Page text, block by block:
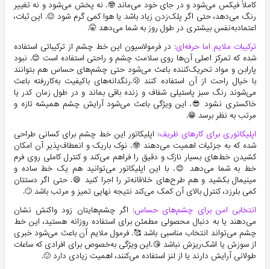
کاملاً فیکس می‌شود و در جای خود می‌ماند 🤓. نه پخش می‌شود و نه تغییر
رنگ می‌دهد، حتی اگر پلک‌زدن زیاد باشد یا هوا کمی گرم شود 😐. این ثبات،
اعتمادبه‌نفس بیشتری در طول روز به شما می‌دهد 🤫.
ترکیبات ملایم اما حرفه‌ای: در فرمولاسیون این خط چشم از ترکیباتی استفاده
شده که تمرکز اصلی آن‌ها روی سلامت چشم و راحتی استفاده است 😊. نبود
پارابن و مواد تحریک‌کننده باعث می‌شود حتی چشم‌های حساس هم بتوانند
با خیال راحت از آن استفاده کنند 🫢.رنگدانه‌های باکیفیت به‌کاررفته باعث
می‌شوند رنگ سبز پاستیلی شفاف و زنده باقی بماند و در طول زمان کدر یا
خاکستری نشود 😎. این ویژگی باعث می‌شود آرایش چشم همیشه تازه و
مرتب به نظر برسد 😁.
اپلیکاتوری برای کارهای ظریف: اپلیکاتور این خط چشم برای کسانی طراحی
شده که به جزئیات اهمیت می‌دهند 🤓. نوک باریک و انعطاف‌پذیر آن امکان
کشیدن خط‌های بسیار نازک و دقیق را فراهم می‌کند و کنترل کاملی روی فرم
خط به شما می‌دهد 😊. با این اپلیکاتور می‌توانید هم یک خط ساده و
مینیمال بکشید و هم طرح‌های خلاقانه‌تر را اجرا کنید 😄. حتی اگر دستتان
کمی بلرزد، کنترل بالای آن کمک می‌کند نتیجه نهایی تمیز و مرتب باشد 🙄.
انتخابی امن برای چشم‌های حساس: اگر چشم‌هایتان زود واکنش نشان
می‌دهند یا به دنبال محصولی مطمئن برای استفاده روزانه هستید، این خط
چشم می‌تواند انتخاب مناسبی باشد 🥰. فرمول ملایم آن باعث می‌شود خبری
از سوزش یا اشک‌ریزش نباشد 😘.این ویژگی به‌خصوص برای افرادی که ساعات
طولانی آرایش دارند یا از لنز استفاده می‌کنند، اهمیت زیادی دارد 🙂.